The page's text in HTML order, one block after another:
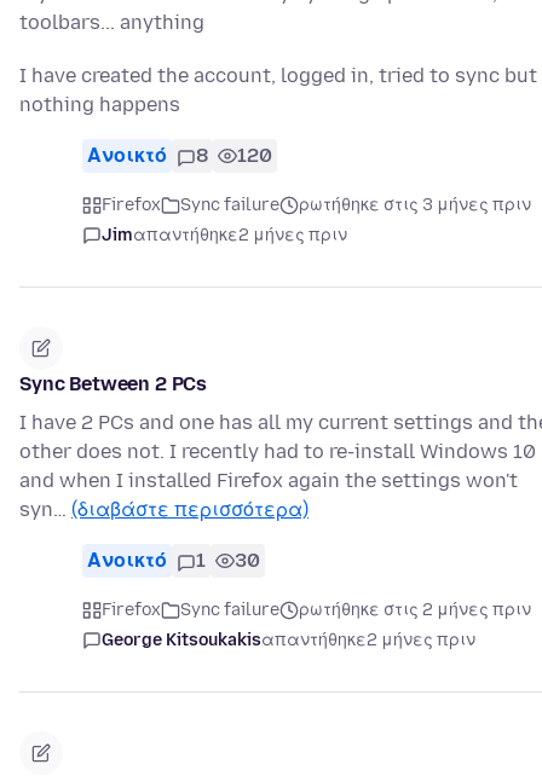
toolbars... anything
I have created the account, logged in, tried to sync but
nothing happens
Ανοικτό 8 120
Firefox Sync failure
ρωτήθηκε στις 3 μήνες πριν
Jimαπαντήθηκε2 μήνες πριν
Sync Between 2 PCs
I have 2 PCs and one has all my current settings and
other does not. I recently had to re-install Windows 10
and when I installed Firefox again the settings won't
syn… (διαβάστε περισσότερα)
Ανοικτό 1 30
Firefox Sync failure
ρωτήθηκε στις 2 μήνες πριν
George Kitsoukakisαπαντήθηκε2 μήνες πριν